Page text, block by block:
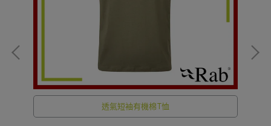
透氣短袖有機棉T恤